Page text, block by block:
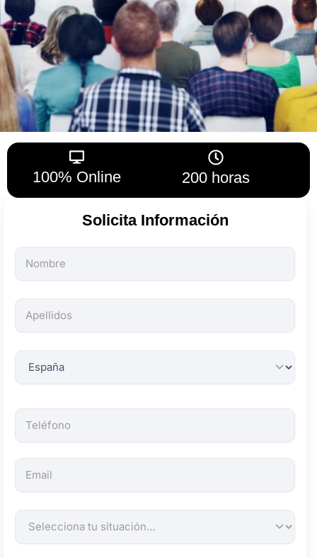
100% Online 200 horas
Solicita Información
Todos
los
son
obligatorios.